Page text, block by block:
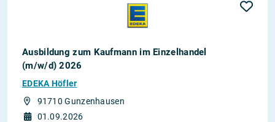
Ausbildung zum Kaufmann im Einzelhandel
(m/w/d) 2026
EDEKA Höfler
91710 Gunzenhausen
01.09.2026